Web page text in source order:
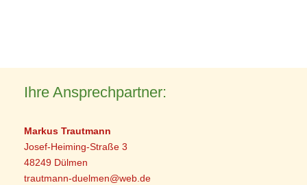
Ihre Ansprechpartner:
Markus Trautmann
Josef-Heiming-Straße 3
48249 Dülmen
trautmann-duelmen@web.de